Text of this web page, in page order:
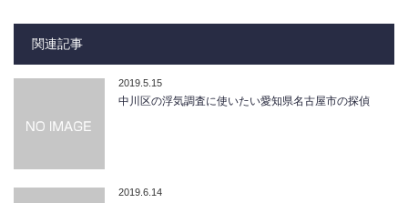
関連記事
2019.5.15
中川区の浮気調査に使いたい愛知県名古屋市の探偵
2019.6.14